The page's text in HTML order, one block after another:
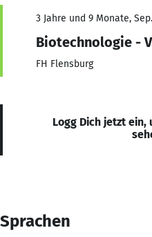
3 Jahre und 9 Monate,
Biotechnologie -
FH Flensburg
Logg Dich jetzt ein,
Sprachen